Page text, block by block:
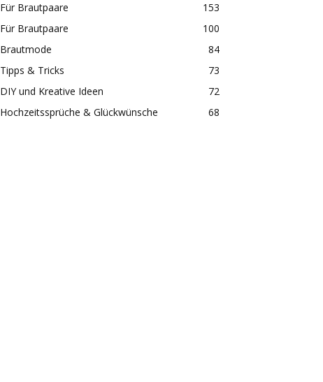
Für Brautpaare
153
Für Brautpaare
100
Brautmode
84
Tipps & Tricks
73
DIY und Kreative Ideen
72
Hochzeitssprüche & Glückwünsche
68